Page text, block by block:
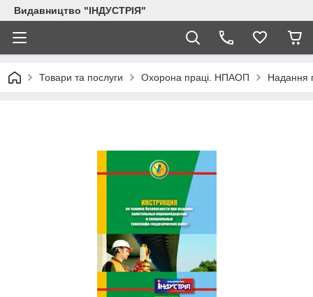
Видавництво "ІНДУСТРІЯ"
Товари та послуги Охорона праці. НПАОП Надання